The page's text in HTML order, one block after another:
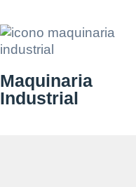
Maquinaria
Industrial